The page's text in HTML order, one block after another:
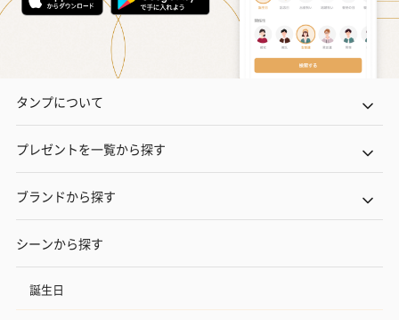
タンプについて
プレゼントを一覧から探す
ブランドから探す
シーンから探す
誕生日